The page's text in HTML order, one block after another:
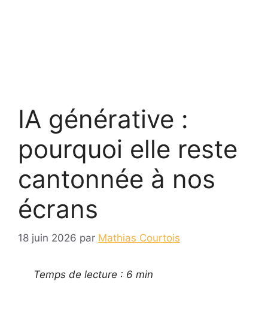
IA générative :
pourquoi elle reste
cantonnée à nos
écrans
18 juin 2026 par Mathias Courtois
Temps de lecture : 6 min